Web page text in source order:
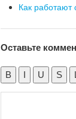
Как работают
Оставьте
B I U S